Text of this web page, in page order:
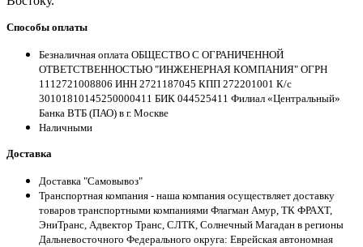
Способы оплаты
Безналичная оплата ОБЩЕСТВО С ОГРАНИЧЕННОЙ
ОТВЕТСТВЕННОСТЬЮ "ИНЖЕНЕРНАЯ КОМПАНИЯ" ОГРН
1112721008806 ИНН 2721187045 КПП 272201001 К/с
30101810145250000411 БИК 044525411 Филиал «Центральный»
Банка ВТБ (ПАО) в г. Москве
Наличными
Доставка
Доставка "Самовывоз"
Транспортная компания - наша компания осуществляет доставку
товаров транспортными компаниями Флагман Амур, ТК ФРАХТ,
ЭниТранс, Адвектор Транс, СЛТК, Солнечный Магадан в регионы
Дальневосточного Федерального округа: Еврейская автономная